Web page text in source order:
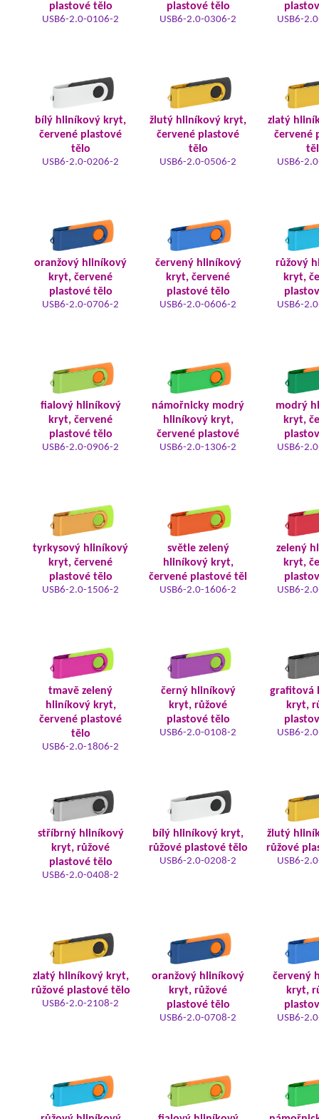
plastové tělo
USB6-2.0-0106-2
plastové tělo
USB6-2.0-0306-2 USB6-
bílý hliníkový kryt,
červené plastové
tělo
USB6-2.0-0206-2
žlutý hliníkový kryt,
červené plastové
tělo
USB6-2.0-0506-2
zlatý
červené
USB6-
oranžový hliníkový
kryt, červené
plastové tělo
USB6-2.0-0706-2
červený hliníkový
kryt, červené
plastové tělo
USB6-2.0-0606-2
růžový
kryt,
USB6-
fialový hliníkový
kryt, červené
plastové tělo
USB6-2.0-0906-2
námořnicky modrý
hliníkový kryt,
červené plastové
USB6-2.0-1306-2
modrý
kryt,
USB6-
tyrkysový hliníkový
kryt, červené
plastové tělo
USB6-2.0-1506-2
světle zelený
hliníkový kryt,
červené plastové těl
USB6-2.0-1606-2
zelený
kryt,
USB6-
tmavě zelený
hliníkový kryt,
červené plastové
tělo
USB6-2.0-1806-2
černý hliníkový
kryt, růžové
plastové tělo
USB6-2.0-0108-2
grafitová
kryt,
USB6-
stříbrný hliníkový
kryt, růžové
plastové tělo
USB6-2.0-0408-2
bílý hliníkový kryt,
růžové plastové tělo
USB6-2.0-0208-2
žlutý
růžové
USB6-
zlatý hliníkový kryt,
růžové plastové tělo
USB6-2.0-2108-2
oranžový hliníkový
kryt, růžové
plastové tělo
USB6-2.0-0708-2
červený
kryt,
USB6-